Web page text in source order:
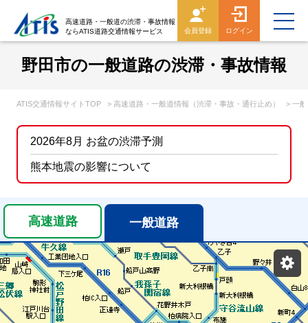
高速道路・一般道の渋滞・事故情報
ならATIS道路交通情報サービス
会員登録 ログイン
野田市の一般道路の渋滞・事故情報
ATIS交通情報サイトTOP > 高速道路・一般道情報（渋滞・事故・通行止め） > 一
2026年8月 お盆の渋滞予測
熊本地震の影響について
高速道路 一般道路